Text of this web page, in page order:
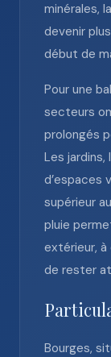
minérales,
devenir
début de
Pour une
secteurs
prolongés
Les
d’espaces
supérieur
pluie
extérieur, à
de rester
Bourges,